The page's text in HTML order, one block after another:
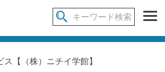
【（株）ニチイ学館】